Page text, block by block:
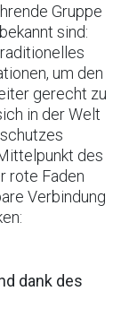
Gruppe
sind:
um den
gerecht zu
in der Welt
des
rote Faden
Verbindung
dank des